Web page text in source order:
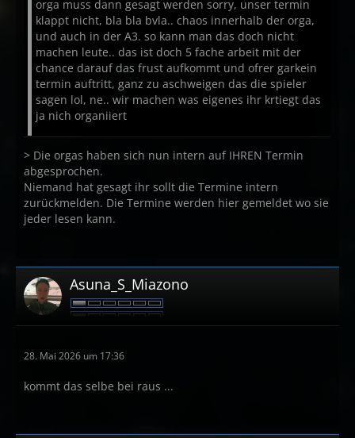
orga muss dann gesagt werden sorry, unser termin
klappt nicht, bla bla bvla.. chaos innerhalb der orga,
und auch in der A3. so kann man das doch nicht
machen leute.. das ist doch 5 fache arbeit mit der
chance darauf das frust aufkommt und ofrer garkein
termin auftritt, ganz zu aschweigen das die spieler
sagen lol, ne.. wir machen was eigenes ihr krtiegt das
ja nich organiiert
> Die orgas haben sich nun intern auf IHREN Termin
abgesprochen.
Niemand hat gesagt ihr sollt die Termine intern
zurückmelden. Die Termine werden hier gemeldet wo sie
jeder lesen kann.
Asuna_S_Miazono
28. Mai 2026 um 17:36
kommt das selbe bei raus ...